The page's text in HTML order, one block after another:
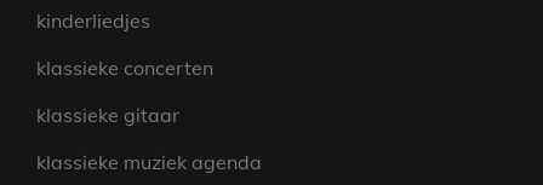
kinderliedjes
klassieke concerten
klassieke gitaar
klassieke muziek agenda